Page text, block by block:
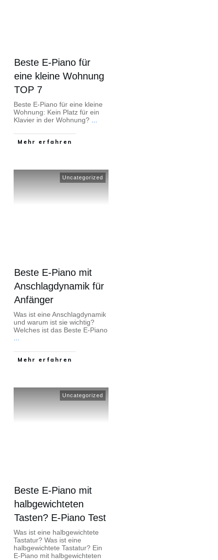
Beste E-Piano für
eine kleine Wohnung
TOP 7
Beste E-Piano für eine kleine
Wohnung: Kein Platz für ein
Klavier in der Wohnung?
Mehr erfahren
Uncategorized
Beste E-Piano mit
Anschlagdynamik für
Anfänger
Was ist eine Anschlagdynamik
und warum ist sie wichtig?
Welches ist das Beste E-Piano
Mehr erfahren
Uncategorized
Beste E-Piano mit
halbgewichteten
Tasten? E-Piano Test
Was ist eine halbgewichtete
Tastatur? Was ist eine
halbgewichtete Tastatur? Ein
E-Piano mit halbgewichteten